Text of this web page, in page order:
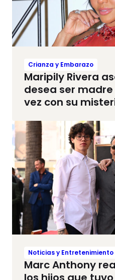
Crianza y Embarazo
Maripily Rivera
desea ser
vez con su
Noticias y Entretenimiento
Marc Anthony